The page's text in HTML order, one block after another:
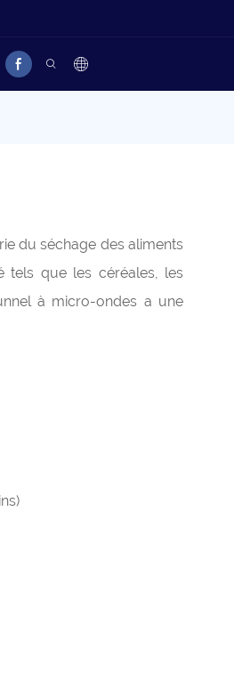
du séchage des aliments
tels que les céréales, les
à micro-ondes a une